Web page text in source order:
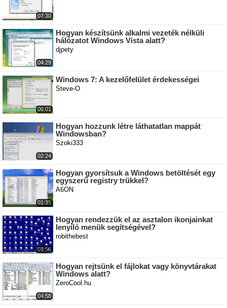
07:30
04:29
Hogyan készítsünk alkalmi vezeték nélküli
hálózatot Windows Vista alatt?
djpety
06:01
Windows 7: A kezelőfelület érdekességei
Steve-O
02:24
Hogyan hozzunk létre láthatatlan mappát
Windowsban?
Szoki333
01:35
Hogyan gyorsítsuk a Windows betöltését egy
egyszerű registry trükkel?
A6ON
03:56
Hogyan rendezzük el az asztalon ikonjainkat
lenyíló menük segítségével?
robithebest
04:58
Hogyan rejtsünk el fájlokat vagy könyvtárakat
Windows alatt?
ZeroCool.hu